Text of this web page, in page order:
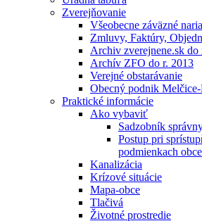
Zverejňovanie
Všeobecne záväzné
Zmluvy, Faktúry,
Archiv zverejnene.sk do
Archív ZFO do r. 2013
Verejné obstarávanie
Obecný podnik
Praktické informácie
Ako vybaviť
Sadzobník
Postup pri
podmienkach
Kanalizácia
Krízové situácie
Mapa-obce
Tlačivá
Životné prostredie